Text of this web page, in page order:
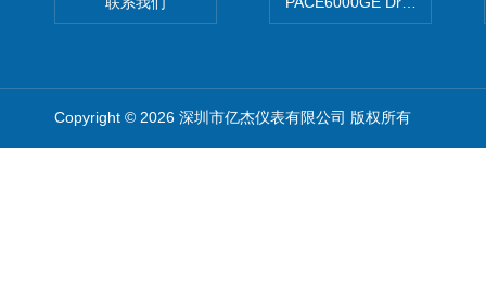
Copyright © 2026 深圳市亿杰仪表有限公司 版权所有